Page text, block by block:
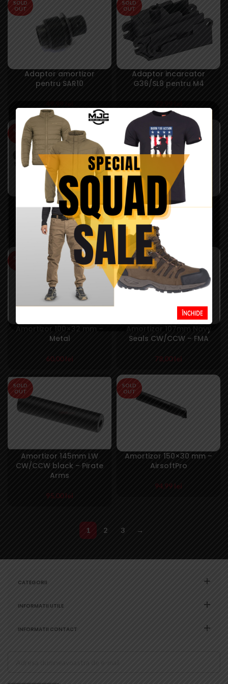
SOLD
OUT
Adaptor amortizor
pentru SAR10
SOLD
OUT
Adaptor incarcator
G36/SL8 pentru M4
SOLD
OUT
Adaptor incarcator
G36/SL8 pentru M4
94,99lei
SOLD
OUT
Adaptor pat M4/M16 –
ICS
49,99
Amortizor 100×32 mm –
Metal
60,00 lei
SOLD
OUT
Amortizor 107mm Navy
Seals CW/CCW – FMA
78,00lei
SOLD
OUT
Amortizor 145mm LW
CW/CCW black – Pirate
Arms
95,00 lei
SOLD
OUT
Amortizor 150×30 mm –
AirsoftPro
94,99 lei
1 2 3 →
CATEGORII
INFORMATII UTILE
INFORMATII CONTACT